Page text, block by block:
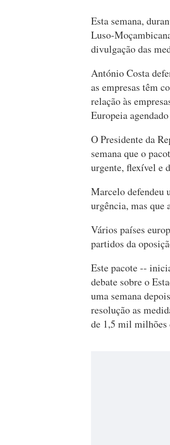
Esta semana,
Luso-
divulgação das
António Costa
as empresas têm
relação às
Europeia
O Presidente da
semana que o
urgente, flexível e
Marcelo defendeu
urgência, mas que
Vários países
partidos da
Este pacote --
debate sobre o
uma semana
resolução as
de 1,5 mil milhões